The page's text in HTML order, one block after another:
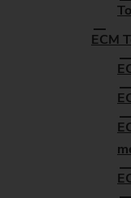
ECM